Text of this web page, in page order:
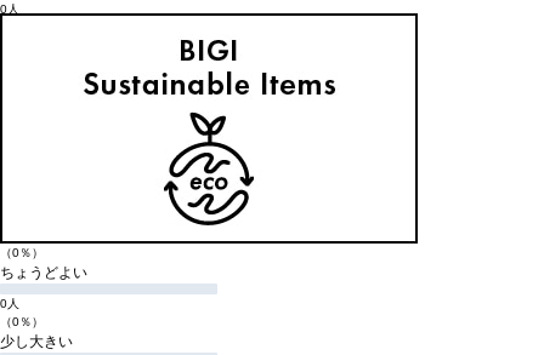
0人
（0％）
ちょうどよい
0人
（0％）
少し大きい